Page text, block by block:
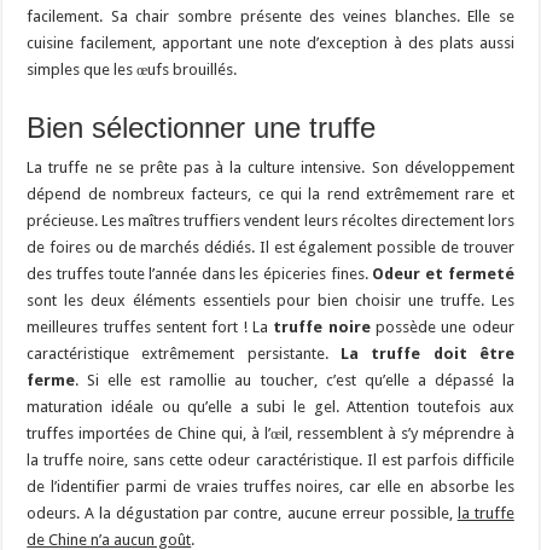
facilement. Sa chair sombre présente des veines blanches. Elle se
cuisine facilement, apportant une note d’exception à des plats aussi
simples que les œufs brouillés.
Bien sélectionner une truffe
La truffe ne se prête pas à la culture intensive. Son développement
dépend de nombreux facteurs, ce qui la rend extrêmement rare et
précieuse. Les maîtres truffiers vendent leurs récoltes directement lors
de foires ou de marchés dédiés. Il est également possible de trouver
des truffes toute l’année dans les épiceries fines. Odeur et fermeté
sont les deux éléments essentiels pour bien choisir une truffe. Les
meilleures truffes sentent fort ! La truffe noirepossède une odeur
caractéristique extrêmement persistante. La truffe doit être
ferme. Si elle est ramollie au toucher, c’est qu’elle a dépassé la
maturation idéale ou qu’elle a subi le gel. Attention toutefois aux
truffes importées de Chine qui, à l’œil, ressemblent à s’y méprendre à
la truffe noire, sans cette odeur caractéristique. Il est parfois difficile
de l’identifier parmi de vraies truffes noires, car elle en absorbe les
odeurs. A la dégustation par contre, aucune erreur possible,
la truffe
de Chine n’a aucun goût.